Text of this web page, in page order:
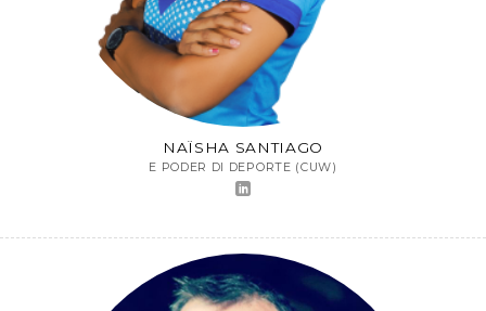
NAÏSHA SANTIAGO
E PODER DI DEPORTE (CUW)